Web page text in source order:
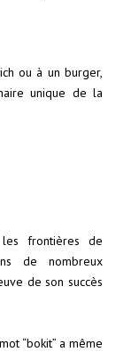
ou à un burger,
unique de la
les frontières de
de nombreux
de son succès
“bokit” a même